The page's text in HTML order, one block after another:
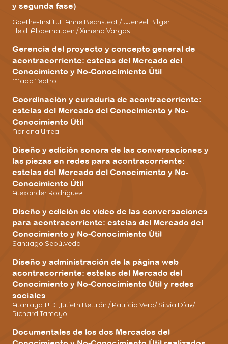
y segunda fase)
Goethe-Institut: Anne Bechstedt / Wenzel Bilger
Heidi Abderhalden / Ximena Vargas
Gerencia del proyecto y concepto general de
acontracorriente: estelas del Mercado del
Conocimiento y No-Conocimiento Útil
Mapa Teatro
Coordinación y curaduría de acontracorriente:
estelas del Mercado del Conocimiento y No-
Conocimiento Útil
Adriana Urrea
Diseño y edición sonora de las conversaciones y
las piezas en redes para acontracorriente:
estelas del Mercado del Conocimiento y No-
Conocimiento Útil
Alexander Rodríguez
Diseño y edición de vídeo de las conversaciones
para acontracorriente: estelas del Mercado del
Conocimiento y No-Conocimiento Útil
Santiago Sepúlveda
Diseño y administración de la página web
acontracorriente: estelas del Mercado del
Conocimiento y No-Conocimiento Útil y redes
sociales
Atarraya I+D: Julieth Beltrán / Patricia Vera/ Silvia Díaz/
Richard Tamayo
Documentales de los dos Mercados del